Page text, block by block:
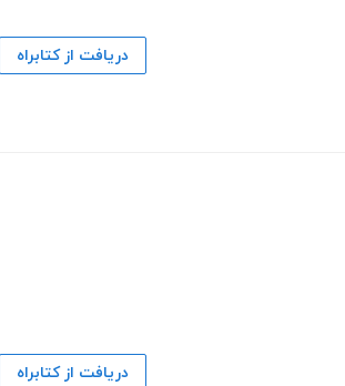
دریافت از کتابراه
دریافت از کتابراه